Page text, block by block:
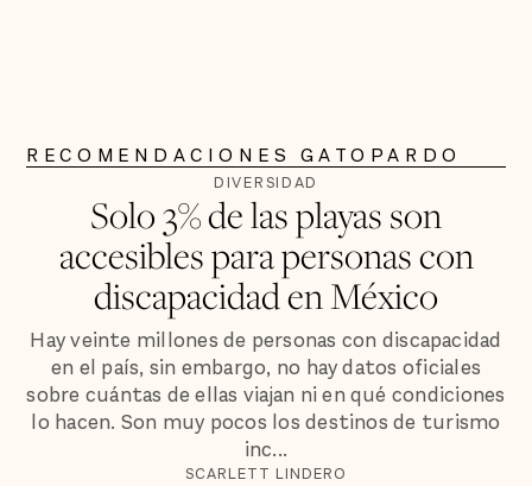
RECOMENDACIONES GATOPARDO
DIVERSIDAD
Solo 3% de las playas son
accesibles para personas con
discapacidad en México
Hay veinte millones de personas con discapacidad
en el país, sin embargo, no hay datos oficiales
sobre cuántas de ellas viajan ni en qué condiciones
lo hacen. Son muy pocos los destinos de turismo
inc...
SCARLETT LINDERO